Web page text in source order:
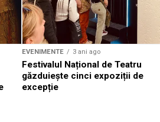
EVENIMENTE 3 ani ago
Festivalul Național de Teatru
găzduiește cinci expoziții de
excepție